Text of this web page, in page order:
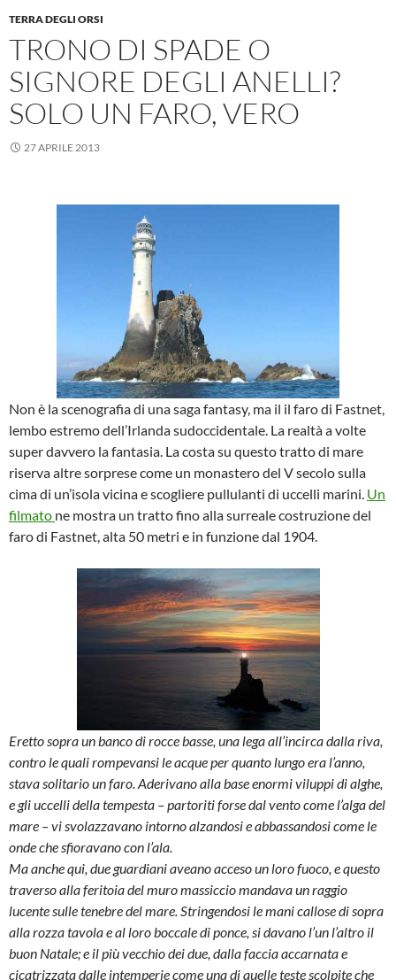
TERRA DEGLI ORSI
TRONO DI SPADE O
SIGNORE DEGLI ANELLI?
SOLO UN FARO, VERO
27 APRILE 2013
Non è la scenografia di una saga fantasy, ma il il faro di Fastnet,
lembo estremo dell’Irlanda sudoccidentale. La realtà a volte
super davvero la fantasia. La costa su questo tratto di mare
riserva altre sorprese come un monastero del V secolo sulla
cima di un’isola vicina e scogliere pullulanti di uccelli marini. Un
filmato ne mostra un tratto fino alla surreale costruzione del
faro di Fastnet, alta 50 metri e in funzione dal 1904.
Eretto sopra un banco di rocce basse, una lega all’incirca dalla riva,
contro le quali rompevansi le acque per quanto lungo era l’anno,
stava solitario un faro. Aderivano alla base enormi viluppi di alghe,
e gli uccelli della tempesta – partoriti forse dal vento come l’alga del
mare – vi svolazzavano intorno alzandosi e abbassandosi come le
onde che sfioravano con l’ala.
Ma anche qui, due guardiani aveano acceso un loro fuoco, e questo
traverso alla feritoia del muro massiccio mandava un raggio
lucente sulle tenebre del mare. Stringendosi le mani callose di sopra
alla rozza tavola e al loro boccale di ponce, si davano l’un l’altro il
buon Natale; e il più vecchio dei due, dalla faccia accarnata e
cicatrizzata dalle intemperie come una di quelle teste scolpite che